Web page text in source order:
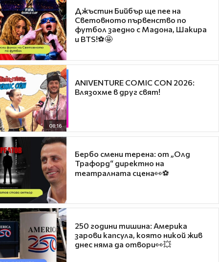
Джъстин Бийбър ще пее на
Световното първенство по
футбол заедно с Мадона, Шакира
и BTS!⚽🤩
08:16
ANIVENTURE COMIC CON 2026:
Влязохме в друг свят!
Бербо смени терена: от „Олд
Трафорд“ директно на
театралната сцена👀⚽
250 години тишина: Америка
зарови капсула, която никой жив
днес няма да отвори👀💥